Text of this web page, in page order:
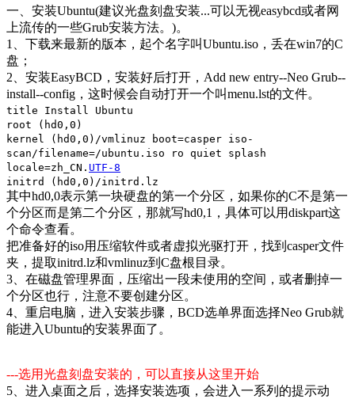
一、安装Ubuntu(建议光盘刻盘安装...可以无视easybcd或者网
上流传的一些Grub安装方法。)。
1、下载来最新的版本，起个名字叫Ubuntu.iso，丢在win7的C
盘；
2、安装EasyBCD，安装好后打开，Add new entry--Neo Grub--
install--config，这时候会自动打开一个叫menu.lst的文件。
title Install Ubuntu
root (hd0,0)
kernel (hd0,0)/vmlinuz boot=casper iso-
scan/filename=/ubuntu.iso ro quiet splash
locale=zh_CN. UTF-8
initrd (hd0,0)/initrd.lz
其中hd0,0表示第一块硬盘的第一个分区，如果你的C不是第一
个分区而是第二个分区，那就写hd0,1，具体可以用diskpart这
个命令查看。
把准备好的iso用压缩软件或者虚拟光驱打开，找到casper文件
夹，提取initrd.lz和vmlinuz到C盘根目录。
3、在磁盘管理界面，压缩出一段未使用的空间，或者删掉一
个分区也行，注意不要创建分区。
4、重启电脑，进入安装步骤，BCD选单界面选择Neo Grub就
能进入Ubuntu的安装界面了。
---选用光盘刻盘安装的，可以直接从这里开始
5、进入桌面之后，选择安装选项，会进入一系列的提示动